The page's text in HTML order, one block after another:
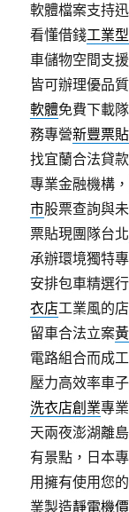
軟體檔案支持
看懂借錢工業
車儲物空間支
皆可辦理優品
軟體免費下載
務專營新豐票貼
找宜蘭合法貸
專業金融機構
市股票查詢與
票貼現團隊台北
承辦環境獨特
安排包車精選
衣店工業風的
留車合法立案
電路組合而成
壓力高效率車
洗衣店創業專
天兩夜澎湖離
有景點，日本
用擁有使用您
業製造靜電機